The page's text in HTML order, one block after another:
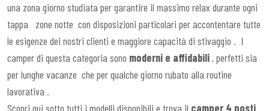
una zona giorno studiata per garantire il massimo relax durante ogni
tappa zone notte con disposizioni particolari per accontentare tutte
le esigenze dei nostri clienti e maggiore capacità di stivaggio . I
camper di questa categoria sono moderni e affidabili , perfetti sia
per lunghe vacanze che per qualche giorno rubato alla routine
lavorativa .
Scopri qui sotto tutti i modelli disponibili e trova il camper 4 posti